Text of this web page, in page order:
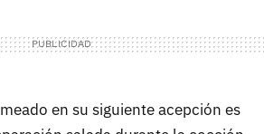
en su siguiente acepción es